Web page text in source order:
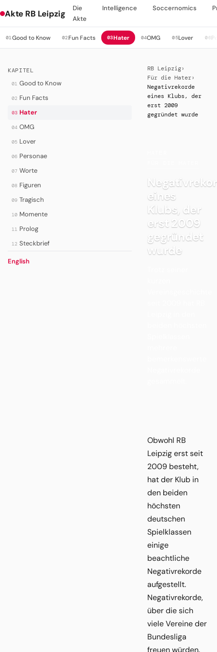
Akte RB Leipzig
Die
Akte
Intelligence Soccernomics
01Good to Know 02Fun Facts 03Hater 04OMG 05Lover 06
KAPITEL
01 Good to Know
02 Fun Facts
03 Hater
04 OMG
05 Lover
06 Personae
07 Worte
08 Figuren
09 Tragisch
10 Momente
11 Prolog
12 Steckbrief
English
RB Leipzig›
Für die Hater›
Negativrekorde
eines Klubs, der
erst 2009
gegründet wurde
eines
Klubs, der
erst 2009
gegründet
wurde
Obwohl RB
Leipzig erst seit
2009 besteht,
hat der Klub in
den beiden
höchsten
deutschen
Spielklassen
einige
beachtliche
Negativrekorde
aufgestellt.
Negativrekorde,
über die sich
viele Vereine der
Bundesliga
freuen würden.